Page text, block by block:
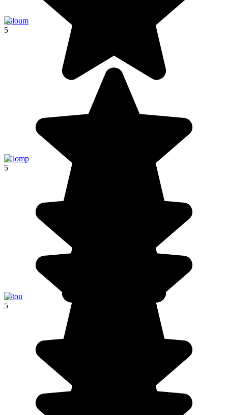
Saloum
5
M'lomp
5
Hitou
5